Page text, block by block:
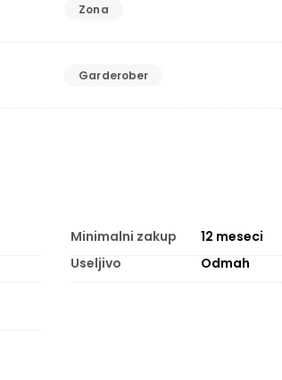
Zona
Garderober
Minimalni zakup 12 meseci
Useljivo Odmah